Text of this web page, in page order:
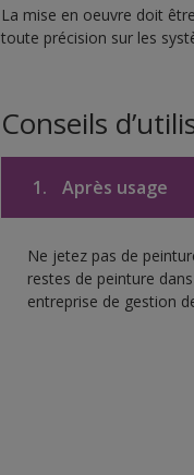
La mise en oeuvre doit
toute précision sur les
Conseils
1. Après usage
Ne jetez pas de
restes de peinture
entreprise de gestion